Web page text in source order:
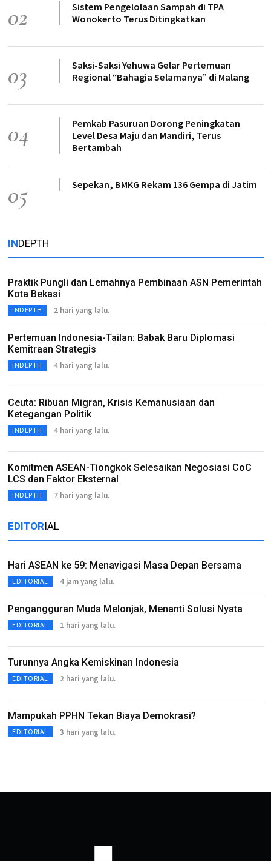
02
Sistem Pengelolaan Sampah di TPA
Wonokerto Terus Ditingkatkan
03
Saksi-Saksi Yehuwa Gelar Pertemuan
Regional “Bahagia Selamanya” di Malang
04
Pemkab Pasuruan Dorong Peningkatan
Level Desa Maju dan Mandiri, Terus
Bertambah
05 Sepekan, BMKG Rekam 136 Gempa di Jatim
INDEPTH
Praktik Pungli dan Lemahnya Pembinaan ASN Pemerintah
Kota Bekasi
INDEPTH 2 hari yang lalu.
Pertemuan Indonesia-Tailan: Babak Baru Diplomasi
Kemitraan Strategis
INDEPTH 4 hari yang lalu.
Ceuta: Ribuan Migran, Krisis Kemanusiaan dan
Ketegangan Politik
INDEPTH 4 hari yang lalu.
Komitmen ASEAN-Tiongkok Selesaikan Negosiasi CoC
LCS dan Faktor Eksternal
INDEPTH 7 hari yang lalu.
EDITORIAL
Hari ASEAN ke 59: Menavigasi Masa Depan Bersama
EDITORIAL 4 jam yang lalu.
Pengangguran Muda Melonjak, Menanti Solusi Nyata
EDITORIAL 1 hari yang lalu.
Turunnya Angka Kemiskinan Indonesia
EDITORIAL 2 hari yang lalu.
Mampukah PPHN Tekan Biaya Demokrasi?
EDITORIAL 3 hari yang lalu.